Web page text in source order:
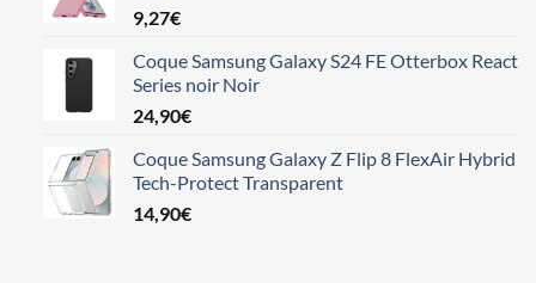
9,27€
Coque Samsung Galaxy S24 FE Otterbox React
Series noir Noir
24,90€
Coque Samsung Galaxy Z Flip 8 FlexAir Hybrid
Tech-Protect Transparent
14,90€